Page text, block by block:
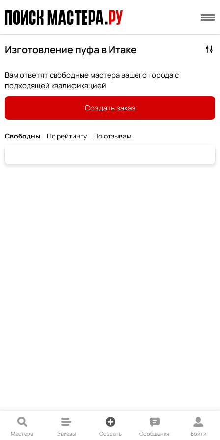
Изготовление пуфа в Итаке
Вам ответят свободные мастера вашего города с
подходящей квалификацией
Создать заказ
Свободны По рейтингу По отзывам
Мастера Заказы Создать Сообщения Войти